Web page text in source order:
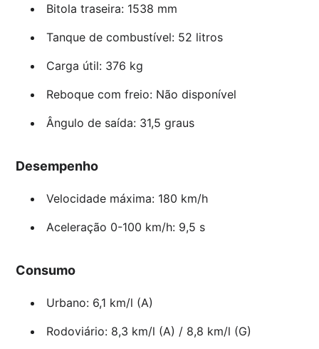
Bitola traseira: 1538 mm
Tanque de combustível: 52 litros
Carga útil: 376 kg
Reboque com freio: Não disponível
Ângulo de saída: 31,5 graus
Desempenho
Velocidade máxima: 180 km/h
Aceleração 0-100 km/h: 9,5 s
Consumo
Urbano: 6,1 km/l (A)
Rodoviário: 8,3 km/l (A) / 8,8 km/l (G)